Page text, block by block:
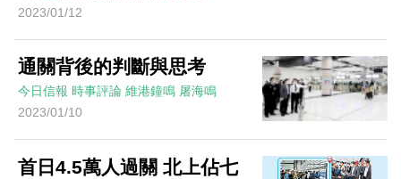
2023/01/12
通關背後的判斷與思考
今日信報 時事評論 維港鐘鳴 屠海鳴
2023/01/10
首日4.5萬人過關 北上佔七